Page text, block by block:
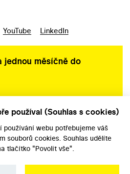
YouTube LinkedIn
jednou měsíčně do
používal (Souhlas s cookies)
používání webu potřebujeme váš
souborů cookies. Souhlas udělíte
tlačítko "Povolit vše".